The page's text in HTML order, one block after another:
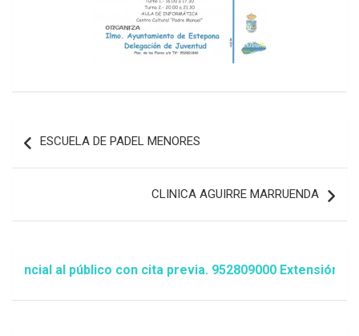
de
ESCUELA DE PADEL MENORES
CLINICA AGUIRRE MARRUENDA
al público con cita previa. 952809000 Extensión 1481/